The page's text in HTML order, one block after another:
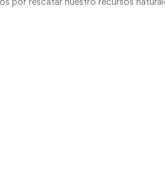
por rescatar nuestro recursos